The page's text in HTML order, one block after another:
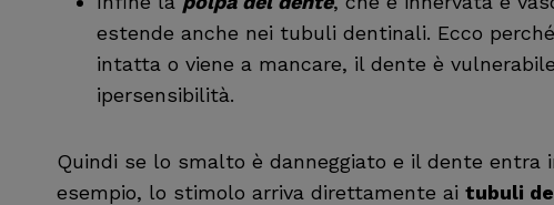
estende anche nei tubuli dentinali. Ecco
intatta o viene a mancare, il dente è
ipersensibilità.
Quindi se lo smalto è danneggiato e il dente
esempio, lo stimolo arriva direttamente ai tubuli